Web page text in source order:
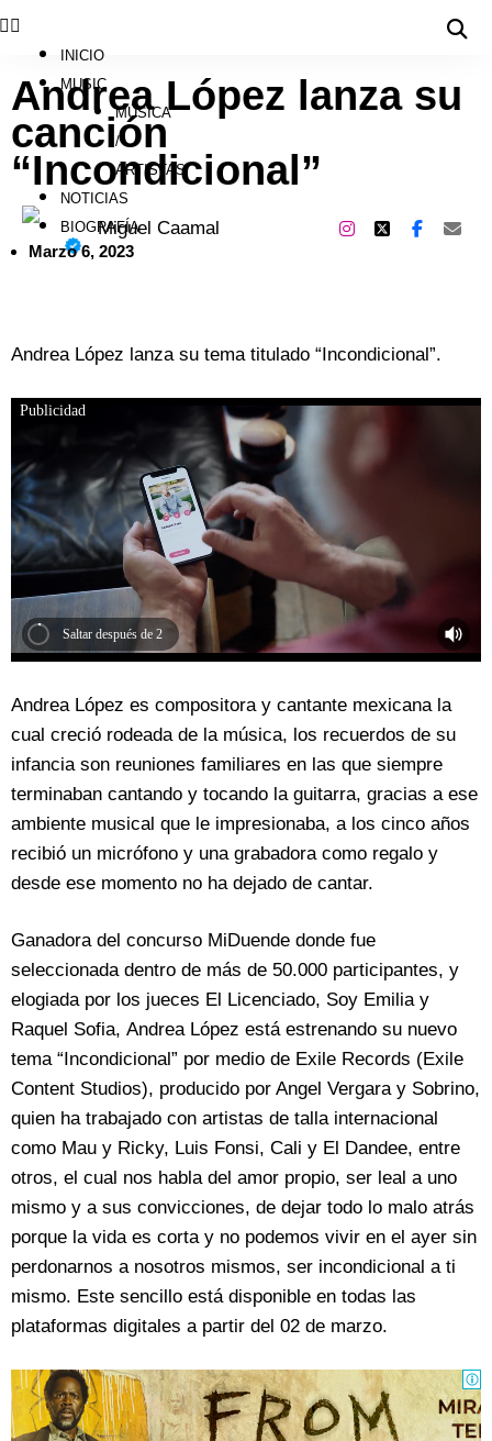
INICIO
MUSIC
MÚSICA
/
ARTISTAS
NOTICIAS
BIOGRAFÍA
Andrea López lanza su
canción
“Incondicional”
Miguel Caamal
Marzo 6, 2023
Andrea López lanza su tema titulado “Incondicional”.
Publicidad
Saltar después de 2
Andrea López es compositora y cantante mexicana la
cual creció rodeada de la música, los recuerdos de su
infancia son reuniones familiares en las que siempre
terminaban cantando y tocando la guitarra, gracias a ese
ambiente musical que le impresionaba, a los cinco años
recibió un micrófono y una grabadora como regalo y
desde ese momento no ha dejado de cantar.
Ganadora del concurso MiDuende donde fue
seleccionada dentro de más de 50.000 participantes, y
elogiada por los jueces El Licenciado, Soy Emilia y
Raquel Sofia, Andrea López está estrenando su nuevo
tema “Incondicional” por medio de Exile Records (Exile
Content Studios), producido por Angel Vergara y Sobrino,
quien ha trabajado con artistas de talla internacional
como Mau y Ricky, Luis Fonsi, Cali y El Dandee, entre
otros, el cual nos habla del amor propio, ser leal a uno
mismo y a sus convicciones, de dejar todo lo malo atrás
porque la vida es corta y no podemos vivir en el ayer sin
perdonarnos a nosotros mismos, ser incondicional a ti
mismo. Este sencillo está disponible en todas las
plataformas digitales a partir del 02 de marzo.